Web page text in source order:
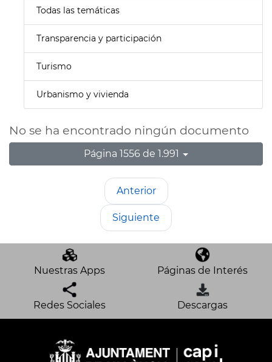
Todas las temáticas
Transparencia y participación
Turismo
Urbanismo y vivienda
No se ha encontrado ningún documento
Página 1556 de 1.991
Anterior
Siguiente
Nuestras Apps Páginas de Interés
Redes Sociales Descargas